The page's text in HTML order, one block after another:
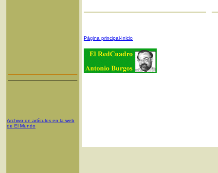
Archivo de artículos en la web
de El Mundo
Página principal-Inicio